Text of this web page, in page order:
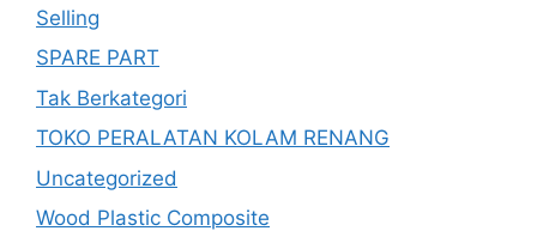
Selling
SPARE PART
Tak Berkategori
TOKO PERALATAN KOLAM RENANG
Uncategorized
Wood Plastic Composite